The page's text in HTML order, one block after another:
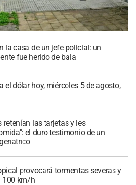
la casa de un jefe policial: un
fue herido de bala
el dólar hoy, miércoles 5 de agosto,
retenían las tarjetas y les
el duro testimonio de un
provocará tormentas severas y
100 km/h